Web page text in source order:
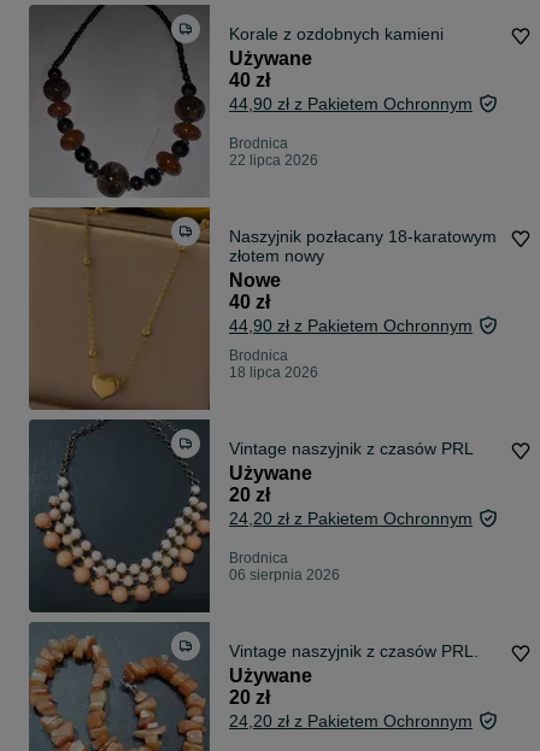
Korale z ozdobnych kamieni
Używane
40 zł
44,90 zł z Pakietem Ochronnym
Brodnica
22 lipca 2026
Naszyjnik pozłacany 18-karatowym
złotem nowy
Nowe
40 zł
44,90 zł z Pakietem Ochronnym
Brodnica
18 lipca 2026
Vintage naszyjnik z czasów PRL
Używane
20 zł
24,20 zł z Pakietem Ochronnym
Brodnica
06 sierpnia 2026
Vintage naszyjnik z czasów PRL.
Używane
20 zł
24,20 zł z Pakietem Ochronnym